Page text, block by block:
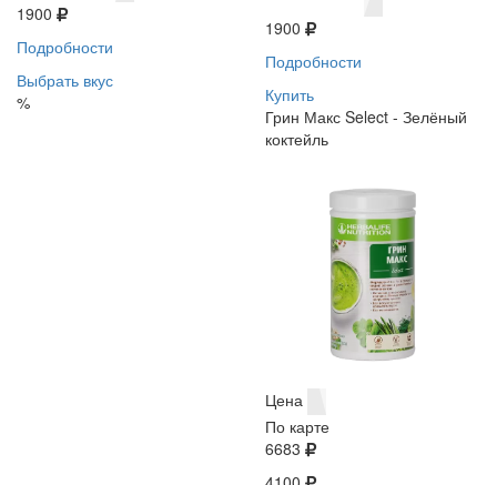
1900
Подробности
Выбрать вкус
%
1900
Подробности
Купить
Грин Макс Select - Зелёный
коктейль
Цена
По карте
6683